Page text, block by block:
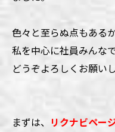
色々と至らぬ点もある
私を中心に社員みんな
どうぞよろしくお願い
まずは、 リクナビペー